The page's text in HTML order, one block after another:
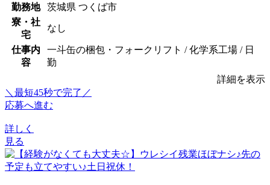
勤務地
茨城県 つくば市
寮・社
宅
なし
仕事内
容
一斗缶の梱包・フォークリフト / 化学系工場 / 日
勤
詳細を表示
＼最短45秒で完了／
応募へ進む
詳しく
見る